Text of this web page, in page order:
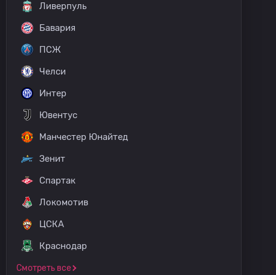
Ливерпуль
Бавария
ПСЖ
Челси
Интер
Ювентус
Манчестер Юнайтед
Зенит
Спартак
Локомотив
ЦСКА
Краснодар
Смотреть все